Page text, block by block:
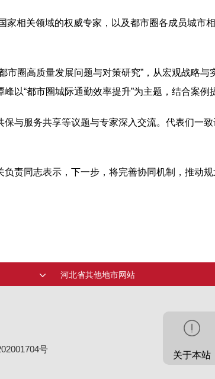
相关领域的权威专家，以及都市圈各成员城市
圈高质量发展问题与对策研究”，从宏观战略
以“都市圈城际通勤效率提升”为主题，结合案例
与服务共享等议题与专家深入交流。代表们一
责同志表示，下一步，将完善协同机制，推动